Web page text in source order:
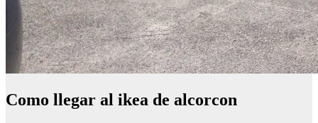
Como llegar al ikea de alcorcon